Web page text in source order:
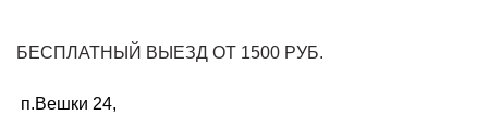
БЕСПЛАТНЫЙ ВЫЕЗД ОТ 1500 РУБ.
п.Вешки 24,